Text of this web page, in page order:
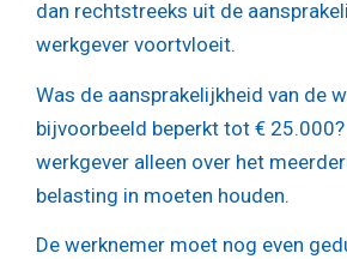
dan rechtstreeks uit de
werkgever voortvloeit.
Was de aansprakelijkheid van de
bijvoorbeeld beperkt tot € 25.000?
werkgever alleen over het
belasting in moeten houden.
De werknemer moet nog even